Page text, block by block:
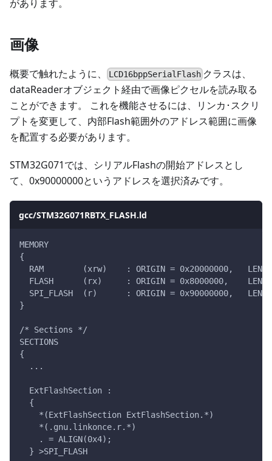
があります。
画像
概要で触れたように、 LCD16bppSerialFlash クラスは、
dataReaderオブジェクト経由で画像ピクセルを読み取る
ことができます。 これを機能させるには、リンカ･スクリ
プトを変更して、内部Flash範囲外のアドレス範囲に画像
を配置する必要があります。
STM32G071では、シリアルFlashの開始アドレスとし
て、0x90000000というアドレスを選択済みです。
gcc/STM32G071RBTX_FLASH.ld
MEMORY
{
RAM        (xrw)    : ORIGIN = 0x20000000,
FLASH      (rx)     : ORIGIN = 0x8000000,
SPI_FLASH  (r)      : ORIGIN = 0x90000000,
}
/* Sections */
SECTIONS
{
  ...
  ExtFlashSection :
  {
    *(ExtFlashSection ExtFlashSection.*)
    *(.gnu.linkonce.r.*)
    . = ALIGN(0x4);
  } >SPI_FLASH